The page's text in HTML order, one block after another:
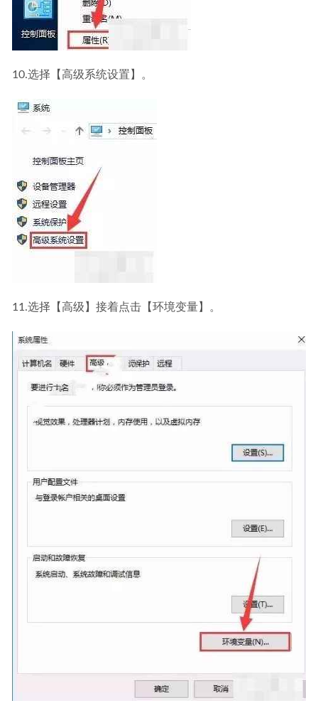
10.选择【高级系统设置】。
11.选择【高级】接着点击【环境变量】。